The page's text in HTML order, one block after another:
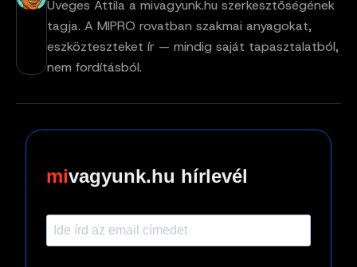
Üveges Attila a mivagyunk.hu szerkesztőségének
tagja. A MIPRO rovatban szakmai anyagokat,
eszközteszteket ír — mindig saját tapasztalatból,
nem fordításból.
vagyunk.hu hírlevél